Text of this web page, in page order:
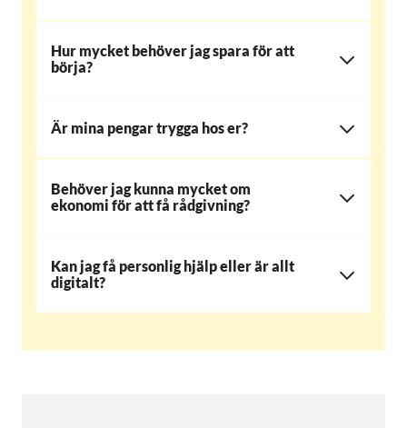
Hur mycket behöver jag spara för att
börja?
Är mina pengar trygga hos er?
Behöver jag kunna mycket om
ekonomi för att få rådgivning?
Kan jag få personlig hjälp eller är allt
digitalt?